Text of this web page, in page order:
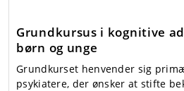
Grundkursus i kognitive
børn og unge
Grundkurset henvender sig
psykiatere, der ønsker at stifte